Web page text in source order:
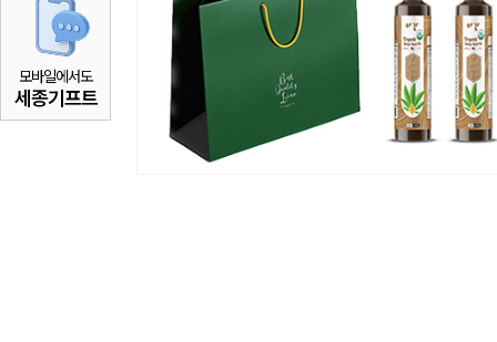
모바일에서도
세종기프트